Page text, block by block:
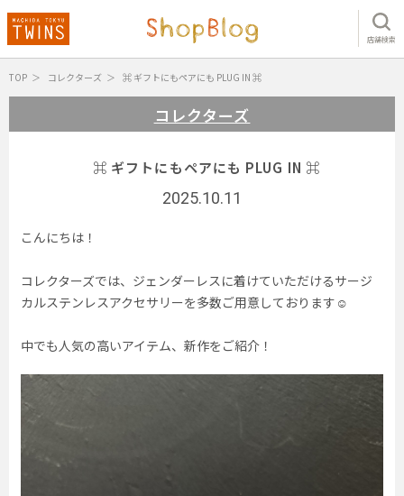
店舗検索
TOP コレクターズ ⌘ ギフトにもペアにも PLUG IN ⌘
コレクターズ
⌘ ギフトにもペアにも PLUG IN ⌘
2025.10.11
こんにちは！
コレクターズでは、ジェンダーレスに着けていただけるサージ
カルステンレスアクセサリーを多数ご用意しております☺︎
中でも人気の高いアイテム、新作をご紹介！